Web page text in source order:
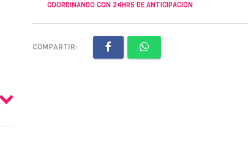
COORDINANDO CON 24HRS DE ANTICIPACION
COMPARTIR: